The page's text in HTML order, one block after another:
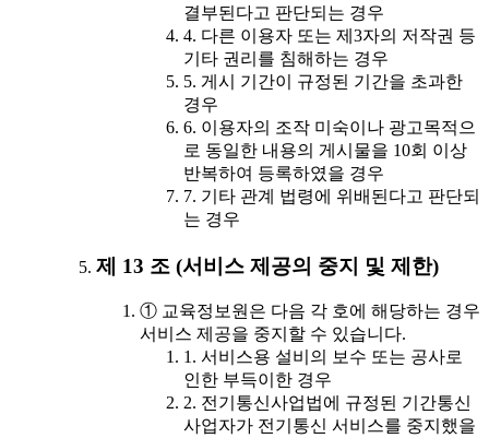
결부된다고 판단되는 경우
4. 다른 이용자 또는 제3자의 저작권 등
기타 권리를 침해하는 경우
5. 게시 기간이 규정된 기간을 초과한
경우
6. 이용자의 조작 미숙이나 광고목적으
로 동일한 내용의 게시물을 10회 이상
반복하여 등록하였을 경우
7. 기타 관계 법령에 위배된다고 판단되
는 경우
제 13 조 (서비스 제공의 중지 및 제한)
① 교육정보원은 다음 각 호에 해당하는 경우
서비스 제공을 중지할 수 있습니다.
1. 서비스용 설비의 보수 또는 공사로
인한 부득이한 경우
2. 전기통신사업법에 규정된 기간통신
사업자가 전기통신 서비스를 중지했을